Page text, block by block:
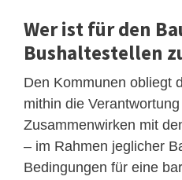
Wer ist für den
Bushaltestellen
Den Kommunen obliegt
mithin die
Zusammenwirken mit
– im Rahmen jeglicher
Bedingungen für eine